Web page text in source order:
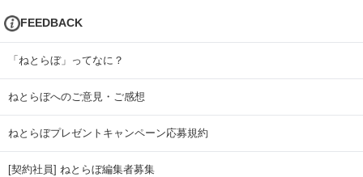
FEEDBACK
「ねとらぼ」ってなに？
ねとらぼへのご意見・ご感想
ねとらぼプレゼントキャンペーン応募規約
[契約社員] ねとらぼ編集者募集